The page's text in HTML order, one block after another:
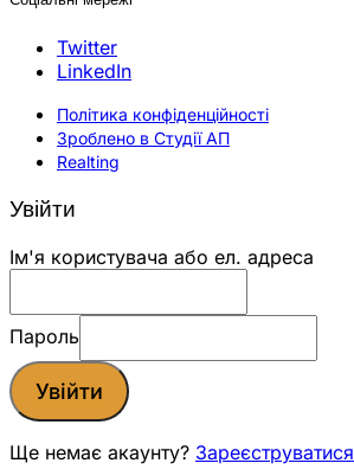
Twitter
LinkedIn
Політика конфіденційності
Зроблено в Студії АП
Realting
Увійти
Ім'я користувача або ел. адреса
Пароль
Увійти
Ще немає акаунту? Зареєструватися